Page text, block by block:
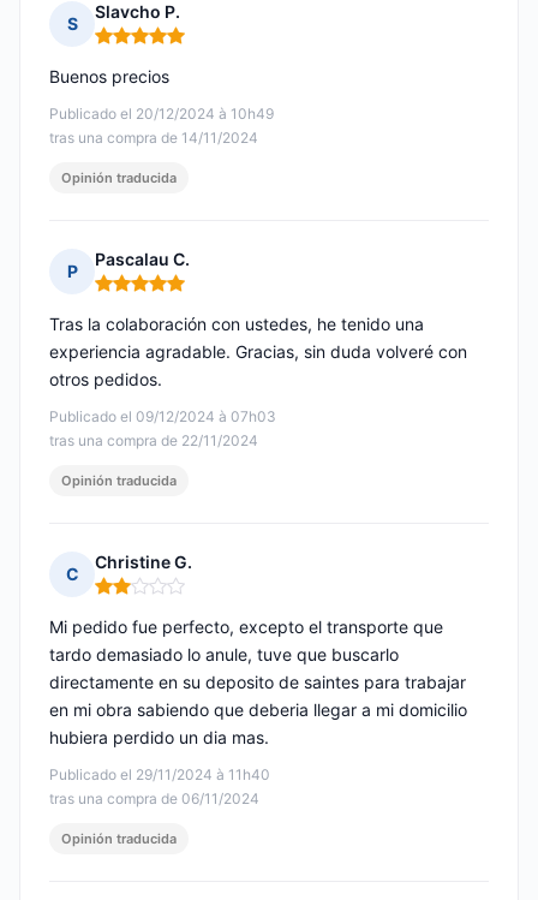
S
Slavcho P.
Nota: 5 de 5
Publicado el 20/12/2024 à 10h49
tras una compra de 14/11/2024
Buenos precios
Opinión traducida
P
Pascalau C.
Nota: 5 de 5
Publicado el 09/12/2024 à 07h03
tras una compra de 22/11/2024
Tras la colaboración con ustedes, he tenido una
experiencia agradable. Gracias, sin duda volveré con
otros pedidos.
Opinión traducida
C
Christine G.
Nota: 2 de 5
Publicado el 29/11/2024 à 11h40
tras una compra de 06/11/2024
Mi pedido fue perfecto, excepto el transporte que
tardo demasiado lo anule, tuve que buscarlo
directamente en su deposito de saintes para trabajar
en mi obra sabiendo que deberia llegar a mi domicilio
hubiera perdido un dia mas.
Opinión traducida